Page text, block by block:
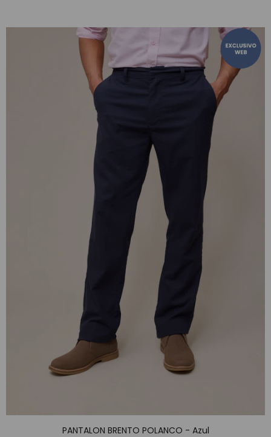
PANTALON BRENTO POLANCO - Azul